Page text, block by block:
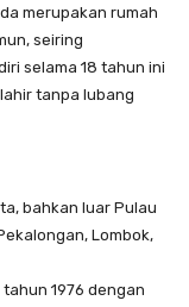
merupakan rumah
seiring
selama 18 tahun ini
tanpa lubang
bahkan luar Pulau
Lombok,
1976 dengan